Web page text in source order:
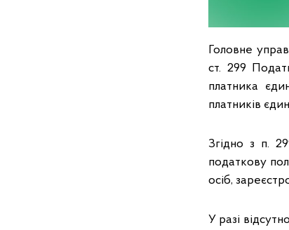
Головне
ст. 299
платника
платників
Згідно з п.
податкову
осіб,
У разі